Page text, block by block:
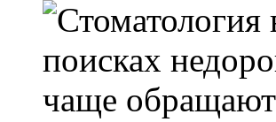
поисках
чаще